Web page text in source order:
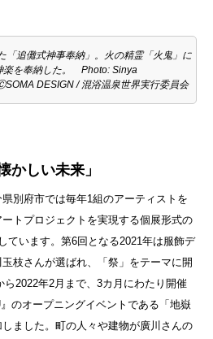
「追儺式神事奉納」。火の精霊「火鬼」に
楽を奉納した。 Photo: Sinya
DESIGN / 混浴温泉世界実行委員会
かしい未来」
別府市では毎年1組のアーティストを
トプロジェクトを実現する個展形式の
ています。第6回となる2021年は服飾デ
枝さんが選ばれ、「祭」をテーマに開
2022年2月まで、3カ月にわたり開催
のオープニングイベントである「地嶽
ました。町の人々や建物が廣川さんの